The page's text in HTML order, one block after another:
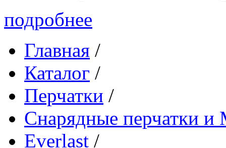
подробнее
Главная /
Каталог /
Перчатки /
Снарядные перчатки
Everlast /